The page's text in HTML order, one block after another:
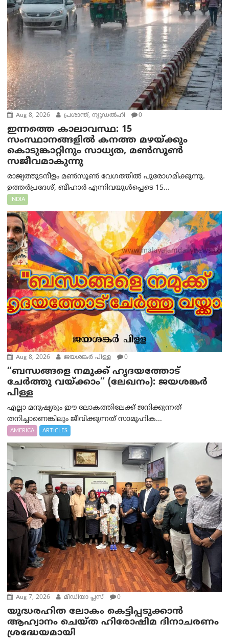
Aug 8, 2026 പ്രശാന്ത്, ന്യൂഡല്‍ഹി 0
ഇന്നത്തെ കാലാവസ്ഥ: 15
സംസ്ഥാനങ്ങളിൽ കനത്ത മഴയ്ക്കും
കൊടുങ്കാറ്റിനും സാധ്യത, മൺസൂൺ
സജീവമാകുന്നു
രാജ്യത്തുടനീളം മൺസൂൺ വേഗത്തിൽ പുരോഗമിക്കുന്നു.
ഉത്തർപ്രദേശ്, ബീഹാർ എന്നിവയുൾപ്പെടെ 15...
INDIA
Aug 8, 2026 ജയശങ്കര്‍ പിള്ള 0
“ബന്ധങ്ങളെ നമുക്ക് ഹൃദയത്തോട്
ചേർത്തു വയ്ക്കാം” (ലേഖനം): ജയശങ്കര്‍
പിള്ള
എല്ലാ മനുഷ്യരും ഈ ലോകത്തിലേക്ക് ജനിക്കുന്നത്
തനിച്ചാണെങ്കിലും ജീവിക്കുന്നത് സാമൂഹിക...
AMERICA ARTICLES
Aug 7, 2026 മീഡിയാ പ്ലസ് 0
യുദ്ധരഹിത ലോകം കെട്ടിപ്പടുക്കാന്‍
ആഹ്വാനം ചെയ്ത ഹിരോഷിമ ദിനാചരണം
ശ്രദ്ധേയമായി